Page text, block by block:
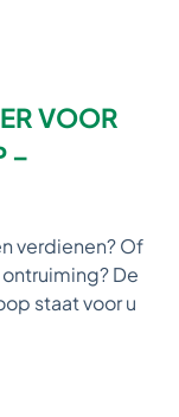
VOOR
–
verdienen? Of
De
staat voor u